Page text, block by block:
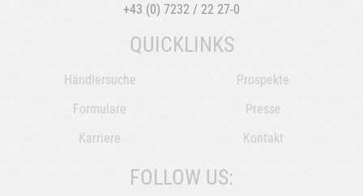
+43 (0) 7232 / 22 27-0
QUICKLINKS
Händlersuche
Prospekte
Formulare
Presse
Karriere
Kontakt
FOLLOW US: